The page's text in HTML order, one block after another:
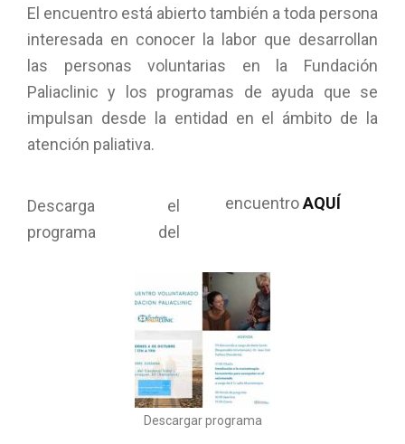
El encuentro está abierto también a toda persona
interesada en conocer la labor que desarrollan
las personas voluntarias en la Fundación
Paliaclinic y los programas de ayuda que se
impulsan desde la entidad en el ámbito de la
atención paliativa.
Descarga el
programa del
encuentroAQUÍ
Descargar programa